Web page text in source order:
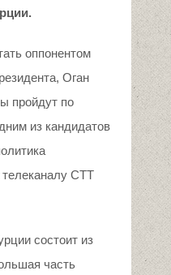
оппонентом
Оган
пройдут по
из кандидатов
CTT
состоит из
часть